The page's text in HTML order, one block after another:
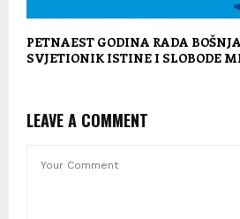
PETNAEST GODINA RADA
SVJETIONIK ISTINE I SLOBODE
LEAVE A COMMENT